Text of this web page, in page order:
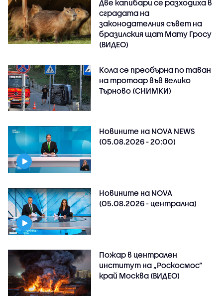
Две капибари се разходиха в
сградата на
законодателния съвет на
бразилския щат Мату Гросу
(ВИДЕО)
Кола се преобърна по таван
на тротоар във Велико
Търново (СНИМКИ)
Новините на NOVA NEWS
(05.08.2026 - 20:00)
Новините на NOVA
(05.08.2026 - централна)
Пожар в централен
институт на „Роскосмос“
край Москва (ВИДЕО)